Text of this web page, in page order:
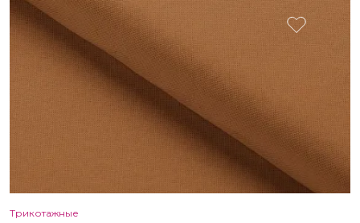
Трикотажные